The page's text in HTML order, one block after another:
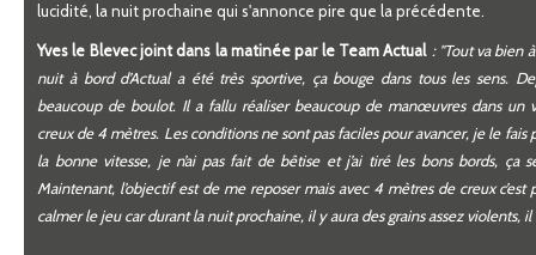
lucidité, la nuit prochaine qui s'annonce pire que la précédente.
Yves le Blevec joint dans la matinée par le Team Actual : "Tout va bien
nuit à bord d’Actual a été très sportive, ça bouge dans tous les sens.
beaucoup de boulot. Il a fallu réaliser beaucoup de manœuvres dans un
creux de 4 mètres. Les conditions ne sont pas faciles pour avancer, je le fais
la bonne vitesse, je n’ai pas fait de bêtise et j’ai tiré les bons bords, ça
Maintenant, l’objectif est de me reposer mais avec 4 mètres de creux c’est
calmer le jeu car durant la nuit prochaine, il y aura des grains assez violents,